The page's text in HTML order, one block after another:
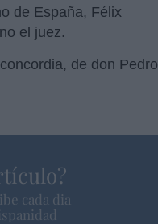
de España, Félix
el juez.
de don Pedro
cada dia